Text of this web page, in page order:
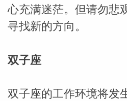
婆星座
心充满迷茫。但请勿悲
寻找新的方向。
双子座
双子座的工作环境将发